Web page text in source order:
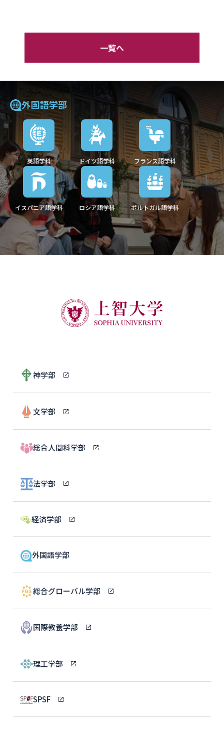
一覧へ
外国語学部
英語学科 ドイツ語学科 フランス語学科
イスパニア語学科 ロシア語学科 ポルトガル語学科
神学部
文学部
総合人間科学部
法学部
経済学部
外国語学部
総合グローバル学部
国際教養学部
理工学部
SPSF